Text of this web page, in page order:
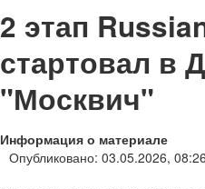
2 этап
стартовал в
"Москвич"
Информация о материале
Опубликовано: 03.05.2026, 08:26